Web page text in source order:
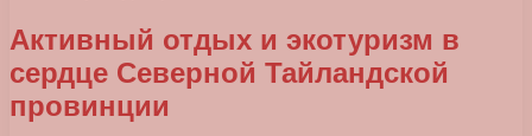
Активный отдых и экотуризм в
сердце Северной Тайландской
провинции